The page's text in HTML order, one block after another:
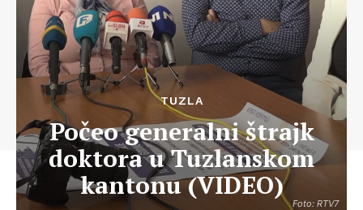
Foto: RTV7
TUZLA
Počeo generalni štrajk
doktora u Tuzlanskom
kantonu (VIDEO)